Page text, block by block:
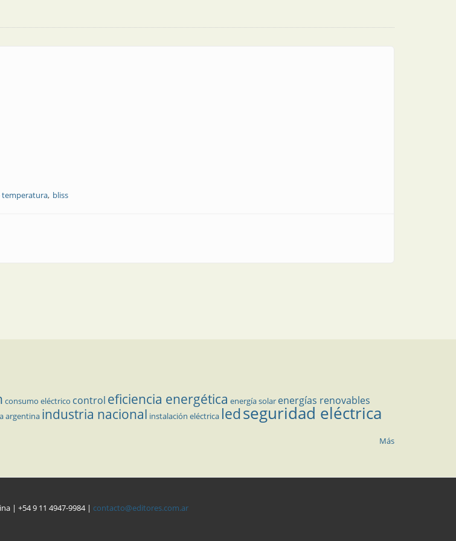
bliss
consumo eléctrico control eficiencia energética energía solar energías renovables
argentina industria nacional instalación eléctrica ledseguridad eléctrica
Más
| +54 9 11 4947-9984 | contacto@editores.com.ar